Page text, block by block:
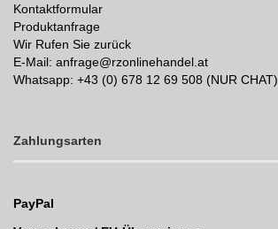
Kontaktformular
Produktanfrage
Wir Rufen Sie zurück
E-Mail: anfrage@rzonlinehandel.at
Whatsapp: +43 (0) 678 12 69 508 (NUR CHAT)
Zahlungsarten
PayPal